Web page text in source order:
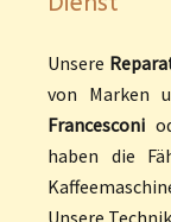
Unsere
von Marken
Francesconi
haben die
Unsere